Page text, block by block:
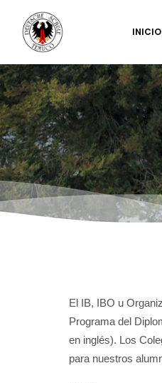
INICIO
El IB, IBO u
Programa del
en inglés). Los
para nuestros